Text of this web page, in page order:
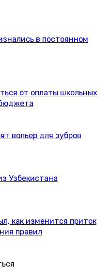
в постоянном
от оплаты школьных
вольер для зубров
Узбекистана
как изменится приток
правил